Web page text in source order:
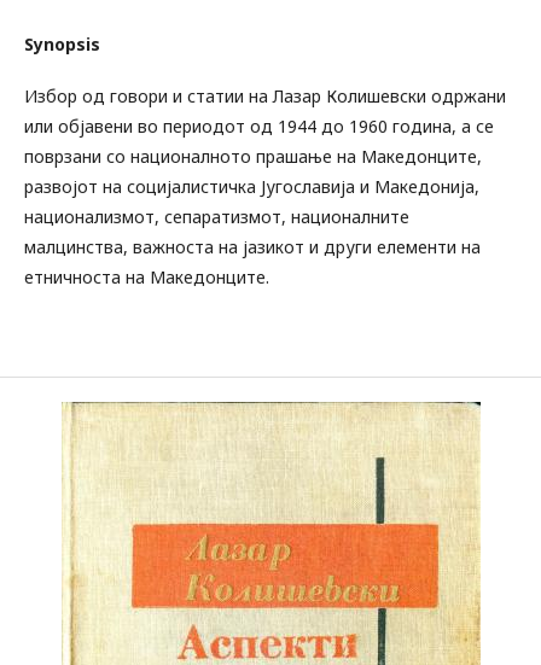
Synopsis
Избор од говори и статии на Лазар Колишевски одржани
или објавени во периодот од 1944 до 1960 година, а се
поврзани со националното прашање на Македонците,
развојот на социјалистичка Југославија и Македонија,
национализмот, сепаратизмот, националните
малцинства, важноста на јазикот и други елементи на
етничноста на Македонците.